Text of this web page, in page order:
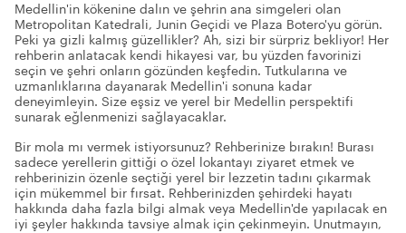
Medellin'in kökenine dalın ve şehrin ana simgeleri olan
Metropolitan Katedrali, Junin Geçidi ve Plaza Botero'yu görün.
Peki ya gizli kalmış güzellikler? Ah, sizi bir sürpriz bekliyor! Her
rehberin anlatacak kendi hikayesi var, bu yüzden favorinizi
seçin ve şehri onların gözünden keşfedin. Tutkularına ve
uzmanlıklarına dayanarak Medellin'i sonuna kadar
deneyimleyin. Size eşsiz ve yerel bir Medellin perspektifi
sunarak eğlenmenizi sağlayacaklar.
Bir mola mı vermek istiyorsunuz? Rehberinize bırakın! Burası
sadece yerellerin gittiği o özel lokantayı ziyaret etmek ve
rehberinizin özenle seçtiği yerel bir lezzetin tadını çıkarmak
için mükemmel bir fırsat. Rehberinizden şehirdeki hayatı
hakkında daha fazla bilgi almak veya Medellin'de yapılacak en
iyi şeyler hakkında tavsiye almak için çekinmeyin. Unutmayın,